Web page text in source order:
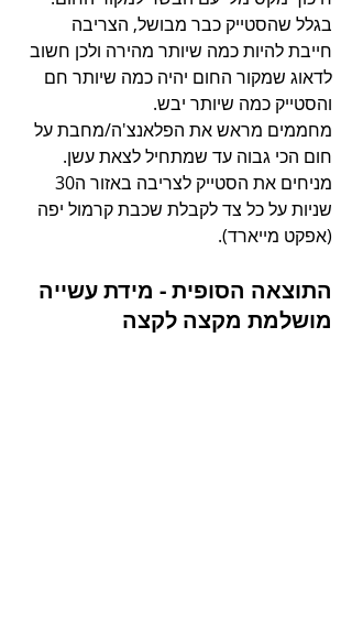
בגלל שהסטייק כבר מבושל, הצריבה
חייבת להיות כמה שיותר מהירה ולכן חשוב
לדאוג שמקור החום יהיה כמה שיותר חם
והסטייק כמה שיותר יבש.
מחממים מראש את הפלאנצ'ה/מחבת על
חום הכי גבוה עד שמתחיל לצאת עשן.
שניות על כל צד לקבלת שכבת קרמול יפה
(אפקט מייארד).
התוצאה הסופית - מידת עשייה
מושלמת מקצה לקצה